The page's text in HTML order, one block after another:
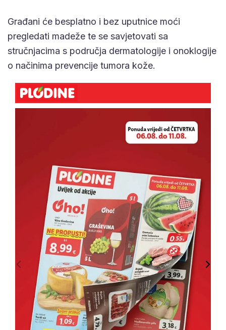
Građani će besplatno i bez uputnice moći
pregledati madeže te se savjetovati sa
stručnjacima s područja dermatologije i onoklogije
o načinima prevencije tumora kože.